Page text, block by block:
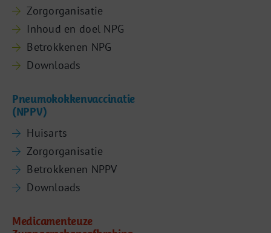
Zorgorganisatie
Inhoud en doel NPG
Betrokkenen NPG
Downloads
Pneumokokkenvaccinatie
(NPPV)
Huisarts
Zorgorganisatie
Betrokkenen NPPV
Downloads
Medicamenteuze